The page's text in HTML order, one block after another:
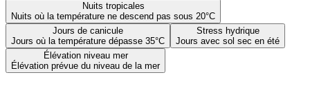
Nuits tropicales
Nuits où la température ne descend pas sous 20°C
Jours de canicule
Jours où la température dépasse 35°C
Stress hydrique
Jours avec sol sec en été
Élévation niveau mer
Élévation prévue du niveau de la mer